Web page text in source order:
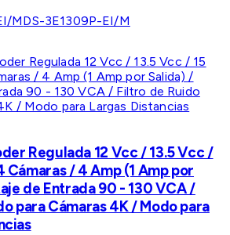
MDS-3E1309P-EI/M
Regulada 12 Vcc / 13.5 Vcc /
Cámaras / 4 Amp (1 Amp por
de Entrada 90 - 130 VCA /
para Cámaras 4K / Modo para